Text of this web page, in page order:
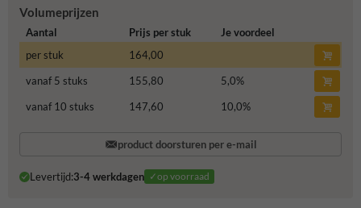
Volumeprijzen
Aantal Prijs per stuk
Je voordeel
per stuk
164,00
vanaf 5 stuks
155,80 5,0%
vanaf 10 stuks
147,60 10,0%
product doorsturen per e-mail
Levertijd:3-4 werkdagen ✓op voorraad